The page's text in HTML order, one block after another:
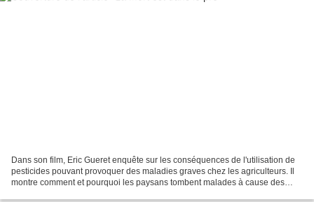
Dans son film, Eric Gueret enquête sur les conséquences de l'utilisation de
pesticides pouvant provoquer des maladies graves chez les agriculteurs. Il
montre comment et pourquoi les paysans tombent malades à cause des